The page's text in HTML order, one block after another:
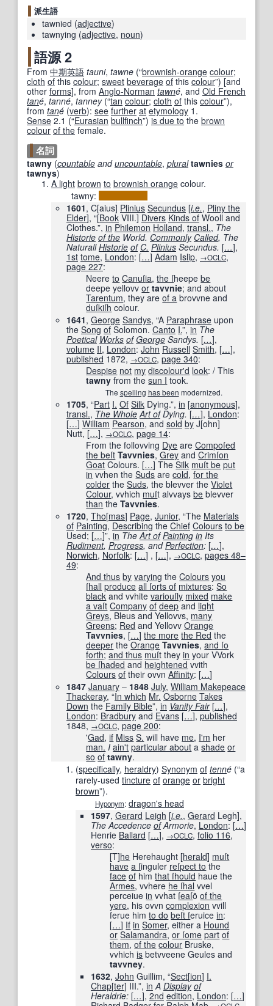
派生語
tawnied (adjective)
tawnying (adjective, noun)
語源 2
From 中期英語 tauni, tawne (“brownish-orange colour;
cloth of this colour; sweet beverage of this colour”) [and
other forms], from Anglo-Norman tawné, and Old French
tané, tanné, tanney (“tan colour; cloth of this colour”),
from tané (verb): see further at etymology 1.
Sense 2.1 (“Eurasian bullfinch”) is due to the brown
colour of the female.
名詞
tawny (countable anduncountable, plural tawnies or
tawnys)
A light brown to brownish orange colour.
tawny:
1601, C[aius] Plinius Secundus [i.e., Pliny the
Elder], “[Book VIII.] Divers Kinds of Wooll and
Clothes.”, in Philemon Holland, transl., The
Historie of the World. Commonly Called, The
NaturallHistorie of C. Plinius Secundus. […],
1st tome, London: […] Adam Islip, →OCLC,
page 227:
Neereto Canuſia,the ſheepebe
deepe yellovvor tavvnie; and about
Tarentum, they areof a brovvne and
duſkiſh colour.
1641, George Sandys, “A Paraphrase upon
the Song of Solomon. Canto I.”, in The
Poetical Works of George Sandys. […],
volume II, London: John Russell Smith, […],
published 1872, →OCLC, page 340:
Despise not my discolour'd look: / This
tawny from thesun I took.
The spelling has been modernized.
1705, “Part I. Of Silk Dying.”, in [anonymous],
transl., The Whole Art ofDying. […], London:
[…] William Pearson, and sold by J[ohn]
Nutt, […], →OCLC, page 14:
From the follovving Dye areCompoſed
the beſt Tavvnies,Grey andCrimſon
Goat Colours. […] TheSilk muſt be put
in vvhen theSuds arecold,for the
colder theSuds, the blevver theViolet
Colour, vvhich muſt alvvaysbe blevver
than theTavvnies.
1720, Tho[mas] Page, Junior, “The Materials
of Painting, Describing the Chief Colours to be
Used; […]”, in TheArt of Painting in Its
Rudiment, Progress, andPerfection: […],
Norwich, Norfolk: […] , […], →OCLC, pages 48–
49:
And thus by varying theColours you
ſhall produce all ſorts of mixtures:So
black and vvhitevariouſly mixed make
a vaſt Company of deep and light
Greys, Bleus and Yellovvs, many
Greens; Red and YellovvOrange
Tavvnies, […] the more the Red the
deeper theOrange Tavvnies,and ſo
forth;and thus muſt theyin your VVork
be ſhaded and heightened vvith
Colours of their ovvnAffinity: […]
1847 January – 1848 July, William Makepeace
Thackeray, “In which Mr. Osborne Takes
Down the Family Bible”, in Vanity Fair […],
London: Bradbury and Evans […], published
1848, →OCLC, page 200:
'Gad,if Miss S. will have me, I'm her
man. I ain't particular about ashade or
so of tawny.
(specifically, heraldry) Synonym of tenné (“a
rarely-used tincture of orange or bright
brown”).
Hyponym: dragon's head
1597, Gerard Leigh [i.e., Gerard Legh],
The Accedence ofArmorie, London: […]
Henrie Ballard […], →OCLC, folio 116,
verso:
[T]he Herehaught [herald] muſt
have a ſinguler reſpect to the
face of himthat ſhould haue the
Armes, vvhere he ſhal vvel
perceiuein vvhat ſeaſõof the
yere, his ovvncomplexion vvill
ſerue himto do beſt ſeruicein:
[…] If in Somer, either a Hound
or Salamandra,or ſome part of
them,of the colour Bruske,
vvhichis betvveene Geules and
tavvney.
1632, John Guillim, “Sect[ion] I.
Chap[ter] III.”, in A Display of
Heraldrie: […], 2nd edition, London: […]